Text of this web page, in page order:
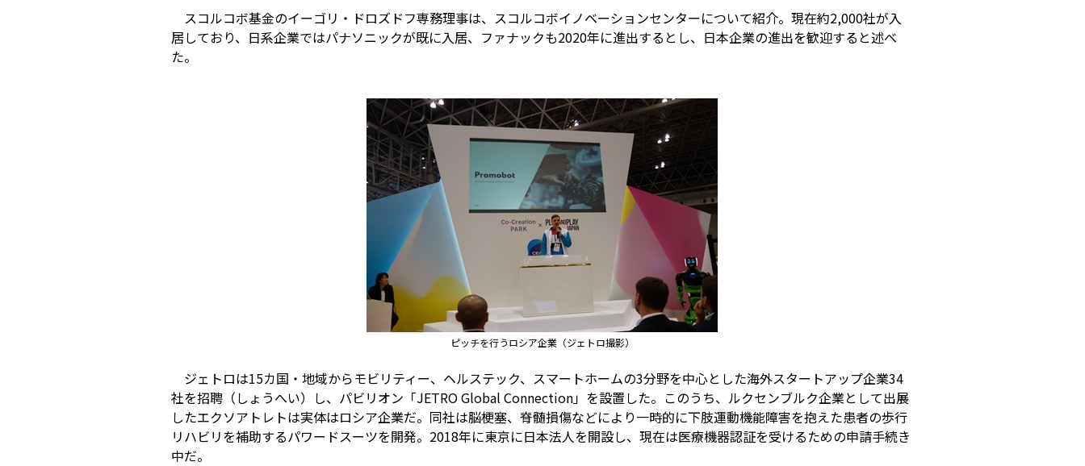
スコルコボ基金のイーゴリ・ドロズドフ専務理事は、スコルコボイノベーションセンターについて紹介。現在約2,000社が入
居しており、日系企業ではパナソニックが既に入居、ファナックも2020年に進出するとし、日本企業の進出を歓迎すると述べ
た。
ピッチを行うロシア企業（ジェトロ撮影）
ジェトロは15カ国・地域からモビリティー、ヘルステック、スマートホームの3分野を中心とした海外スタートアップ企業34
社を招聘（しょうへい）し、パビリオン「JETRO Global Connection」を設置した。このうち、ルクセンブルク企業として出展
したエクソアトレトは実体はロシア企業だ。同社は脳梗塞、脊髄損傷などにより一時的に下肢運動機能障害を抱えた患者の歩行
リハビリを補助するパワードスーツを開発。2018年に東京に日本法人を開設し、現在は医療機器認証を受けるための申請手続き
中だ。